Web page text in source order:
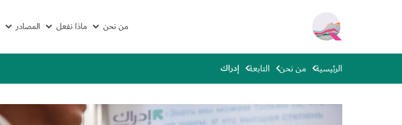
من نحن ماذا نفعل المصادر
الرئيسية من نحن التابعة إدراك
الصورة